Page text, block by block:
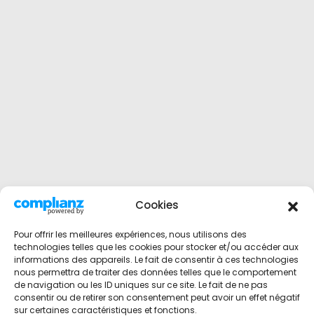
Cookies
Pour offrir les meilleures expériences, nous utilisons des
technologies telles que les cookies pour stocker et/ou accéder aux
informations des appareils. Le fait de consentir à ces technologies
nous permettra de traiter des données telles que le comportement
de navigation ou les ID uniques sur ce site. Le fait de ne pas
consentir ou de retirer son consentement peut avoir un effet négatif
sur certaines caractéristiques et fonctions.